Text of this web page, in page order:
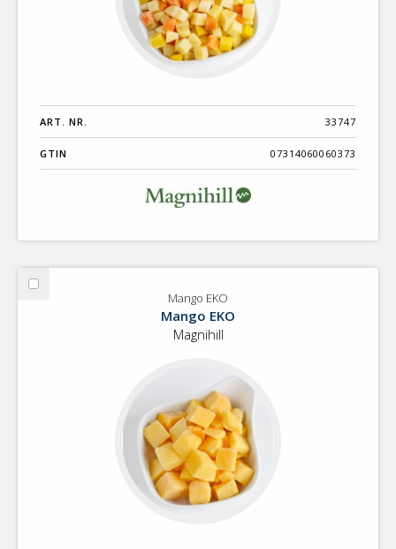
ART. NR. 33747
GTIN 07314060060373
Välj
Mango EKO
Mango EKO
Magnihill